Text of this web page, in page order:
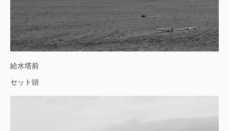
給水塔前
セット頭